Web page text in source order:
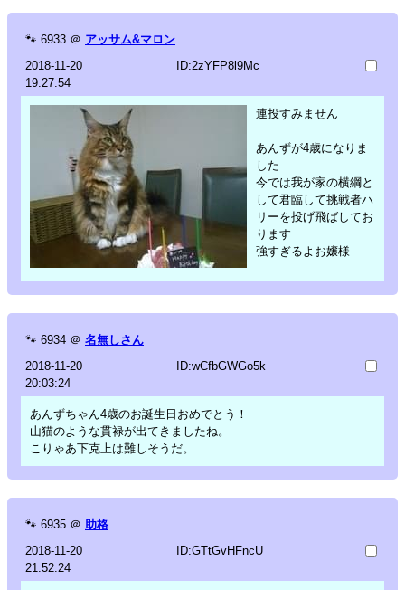
🐾 6933 ＠ アッサム&マロン
2018-11-20
19:27:54
ID:2zYFP8l9Mc
連投すみません
あんずが4歳になりま
した
今では我が家の横綱と
して君臨して挑戦者ハ
リーを投げ飛ばしてお
ります
強すぎるよお嬢様
🐾 6934 ＠ 名無しさん
2018-11-20
20:03:24
ID:wCfbGWGo5k
あんずちゃん4歳のお誕生日おめでとう！
山猫のような貫禄が出てきましたね。
こりゃあ下克上は難しそうだ。
🐾 6935 ＠ 助格
2018-11-20
21:52:24
ID:GTtGvHFncU